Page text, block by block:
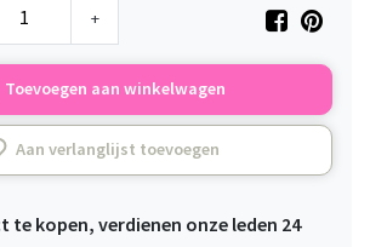
+
Toevoegen aan winkelwagen
Aan verlanglijst toevoegen
te kopen, verdienen onze leden 24